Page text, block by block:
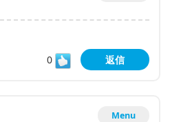
0
返信
Menu